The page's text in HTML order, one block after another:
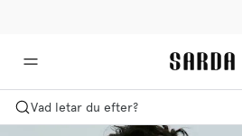
Vad letar du efter?